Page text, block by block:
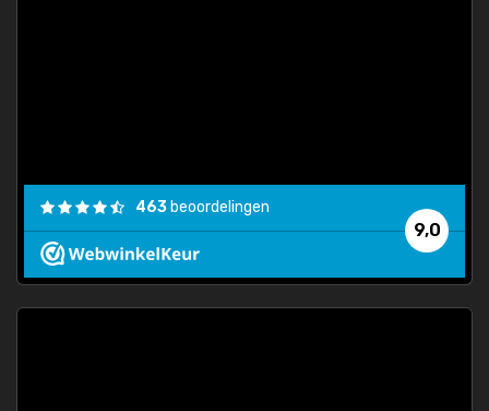
9,0
463 beoordelingen